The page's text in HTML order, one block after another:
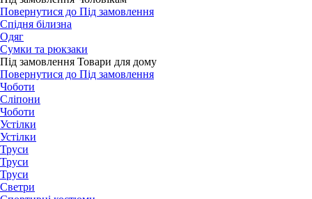
Повернутися до Під замовлення
Спідня білизна
Одяг
Сумки та рюкзаки
Під замовлення Товари для дому
Повернутися до Під замовлення
Чоботи
Сліпони
Чоботи
Устілки
Устілки
Труси
Труси
Труси
Светри